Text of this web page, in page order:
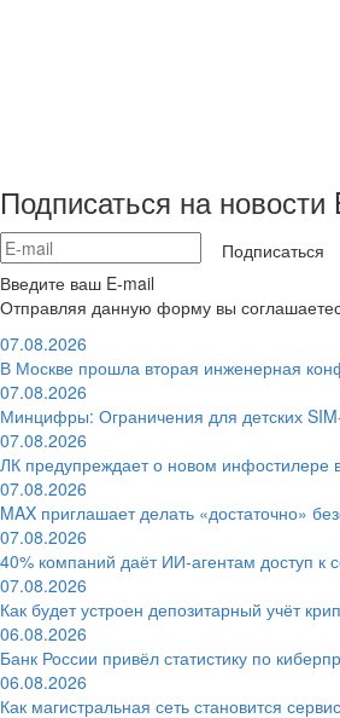
Подписаться на
Подписаться
Введите ваш E-mail
Отправляя данную форму вы
07.08.2026
В Москве прошла вторая инженерная
07.08.2026
Минцифры: Ограничения для детских
07.08.2026
ЛК предупреждает о новом инфостилере
07.08.2026
MAX приглашает делать «достаточно»
07.08.2026
40% компаний даёт ИИ‑агентам доступ к
07.08.2026
Как будет устроен депозитарный учёт
06.08.2026
Банк России привёл статистику по
06.08.2026
Как магистральная сеть становится